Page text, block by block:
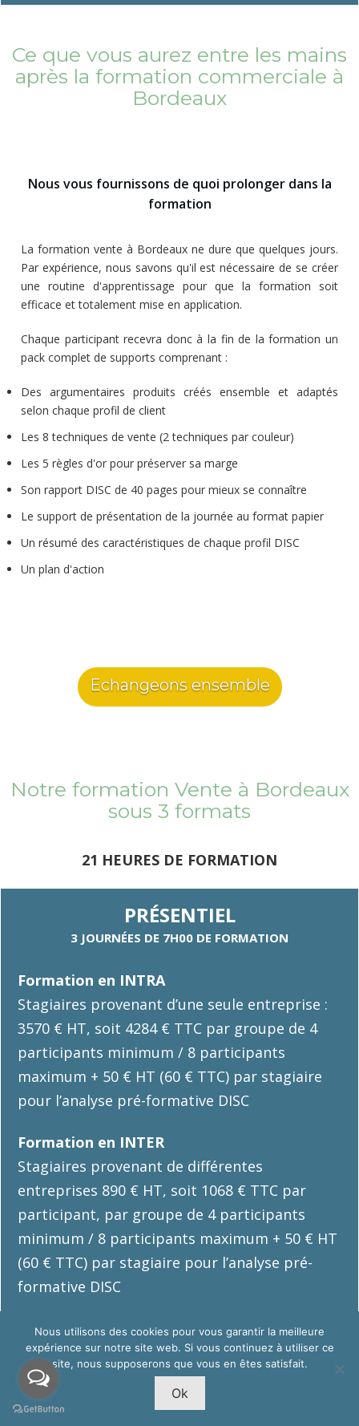
Ce que vous aurez entre les mains
après la formation commerciale à
Bordeaux
Nous vous fournissons de quoi prolonger dans la
formation
La formation vente à Bordeaux ne dure que quelques jours.
Par expérience, nous savons qu'il est nécessaire de se créer
une routine d'apprentissage pour que la formation soit
efficace et totalement mise en application.
Chaque participant recevra donc à la fin de la formation un
pack complet de supports comprenant :
Des argumentaires produits créés ensemble et adaptés
selon chaque profil de client
Les 8 techniques de vente (2 techniques par couleur)
Les 5 règles d'or pour préserver sa marge
Son rapport DISC de 40 pages pour mieux se connaître
Le support de présentation de la journée au format papier
Un résumé des caractéristiques de chaque profil DISC
Un plan d'action
Echangeons ensemble
Notre formation Vente à Bordeaux
sous 3 formats
21 HEURES DE FORMATION
PRÉSENTIEL
3 JOURNÉES DE 7H00 DE FORMATION
Formation en INTRA
Stagiaires provenant d’une seule entreprise :
3570 € HT, soit 4284 € TTC par groupe de 4
participants minimum / 8 participants
maximum + 50 € HT (60 € TTC) par stagiaire
pour l’analyse pré-formative DISC
Formation en INTER
Stagiaires provenant de différentes
entreprises 890 € HT, soit 1068 € TTC par
participant, par groupe de 4 participants
minimum / 8 participants maximum + 50 € HT
(60 € TTC) par stagiaire pour l’analyse pré-
formative DISC
Télécharger la fiche descriptive
DISTANCIEL
Nous utilisons des cookies pour vous garantir la meilleure
expérience sur notre site web. Si vous continuez à utiliser ce
site, nous supposerons que vous en êtes satisfait.
Ok